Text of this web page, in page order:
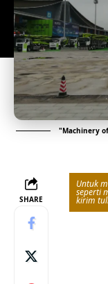
"Machinery
SHARE
Untuk
seperti
kirim